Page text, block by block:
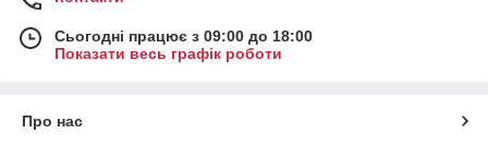
Сьогодні працює з 09:00 до 18:00
Показати весь графік роботи
Про нас